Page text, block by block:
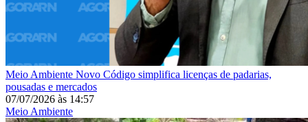
Meio Ambiente Novo Código simplifica licenças de padarias,
pousadas e mercados
07/07/2026 às 14:57
Meio Ambiente